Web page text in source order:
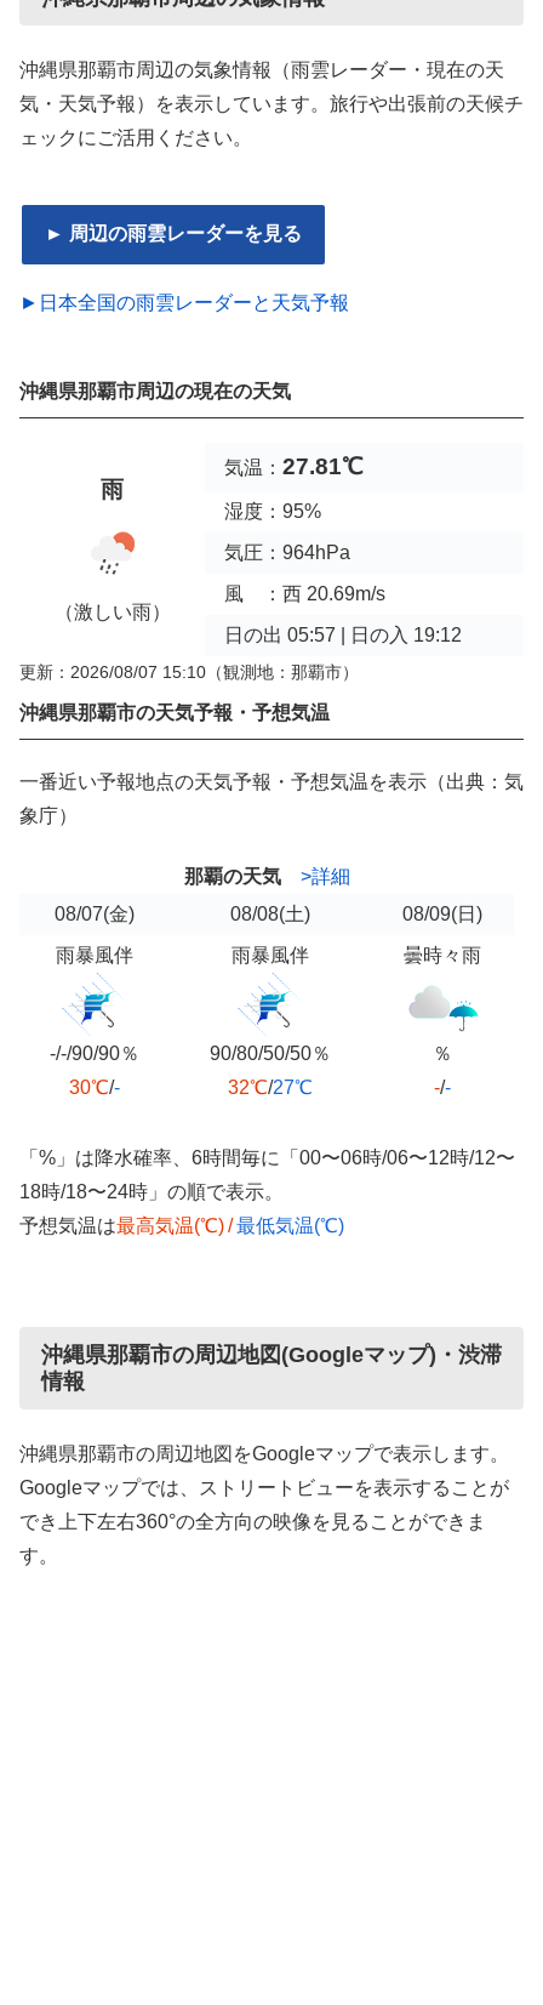
沖縄県那覇市周辺の気象情報（雨雲レーダー・現在の天
気・天気予報）を表示しています。旅行や出張前の天候チ
ェックにご活用ください。
► 周辺の雨雲レーダーを見る
►日本全国の雨雲レーダーと天気予報
沖縄県那覇市周辺の現在の天気
雨
（激しい雨）
気温： 27.81℃
湿度：95%
気圧：964hPa
風 ：西 20.69m/s
日の出 05:57 | 日の入 19:12
更新：2026/08/07 15:10 （観測地：那覇市）
沖縄県那覇市の天気予報・予想気温
一番近い予報地点の天気予報・予想気温を表示（出典：気
象庁）
那覇の天気
>詳細
08/07(金) 08/08(土) 08/09(日)
雨暴風伴
-/-/90/90％
30℃/-
雨暴風伴
90/80/50/50％
32℃/27℃
曇時々雨
％
-/-
「%」は降水確率、6時間毎に「00〜06時/06〜12時/12〜
18時/18〜24時」の順で表示。
予想気温は最高気温(℃)/最低気温(℃)
沖縄県那覇市の周辺地図(Googleマップ)・渋滞
情報
沖縄県那覇市の周辺地図をGoogleマップで表示します。
Googleマップでは、ストリートビューを表示することが
でき上下左右360°の全方向の映像を見ることができま
す。